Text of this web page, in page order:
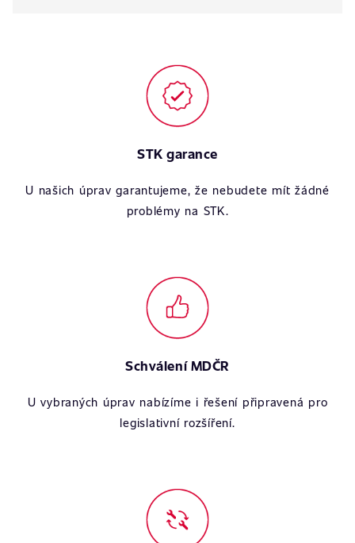
STK garance
U našich úprav garantujeme, že nebudete mít žádné
problémy na STK.
Schválení MDČR
U vybraných úprav nabízíme i řešení připravená pro
legislativní rozšíření.